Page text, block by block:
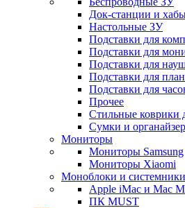
Док-станции и
Настольные ЗУ
Подставки для
Подставки для
Подставки для
Подставки для
Подставки для
Прочее
Стильные коврики
Сумки и
Мониторы
Мониторы Samsung
Мониторы Xiaomi
Моноблоки и системники
Apple iMac и Mac
ПК MUST